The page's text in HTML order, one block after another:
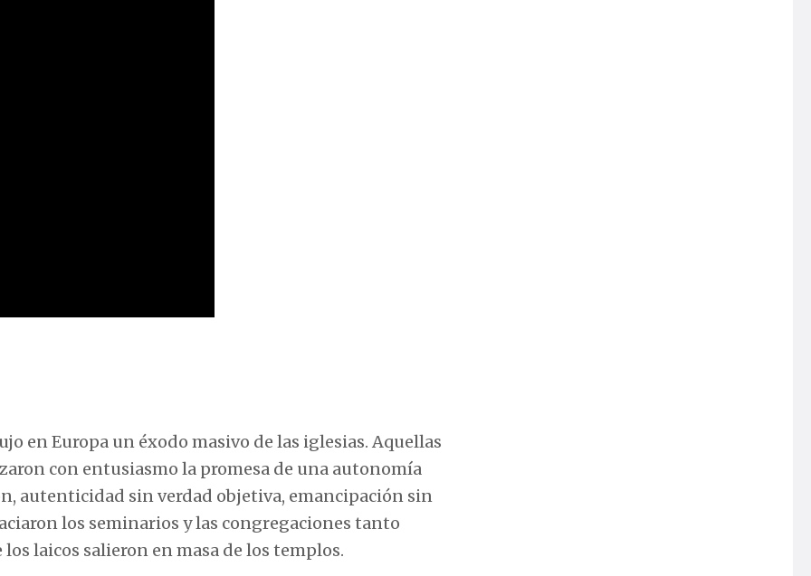
en Europa un éxodo masivo de las iglesias. Aquellas
con entusiasmo la promesa de una autonomía
autenticidad sin verdad objetiva, emancipación sin
los seminarios y las congregaciones tanto
laicos salieron en masa de los templos.